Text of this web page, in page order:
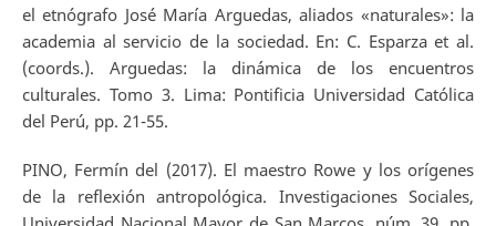
el etnógrafo José María Arguedas, aliados «naturales»: la
academia al servicio de la sociedad. En: C. Esparza et al.
(coords.). Arguedas: la dinámica de los encuentros
culturales. Tomo 3. Lima: Pontificia Universidad Católica
del Perú, pp. 21-55.
PINO, Fermín del (2017). El maestro Rowe y los orígenes
de la reflexión antropológica. Investigaciones Sociales,